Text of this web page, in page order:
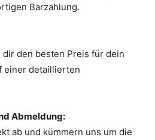
Barzahlung.
den besten Preis für dein
einer detaillierten
Abmeldung:
ab und kümmern uns um die